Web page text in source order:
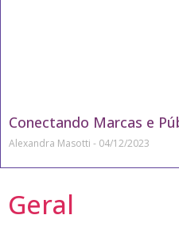
Conectando Marcas e
Alexandra Masotti 04/12/2023
Geral